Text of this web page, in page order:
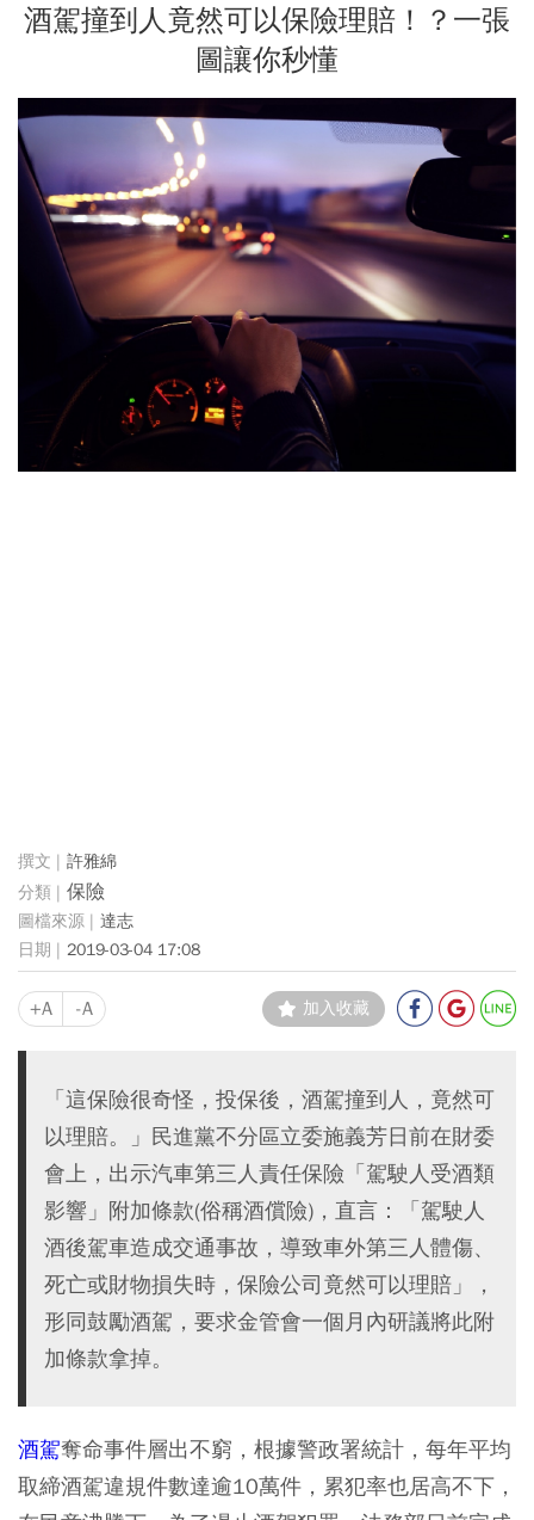
酒駕撞到人竟然可以保險理賠！？一張
圖讓你秒懂
許雅綿
保險
達志
2019-03-04 17:08
+A -A 加入收藏
「這保險很奇怪，投保後，酒駕撞到人，竟然可
以理賠。」民進黨不分區立委施義芳日前在財委
會上，出示汽車第三人責任保險「駕駛人受酒類
影響」附加條款(俗稱酒償險)，直言：「駕駛人
酒後駕車造成交通事故，導致車外第三人體傷、
死亡或財物損失時，保險公司竟然可以理賠」，
形同鼓勵酒駕，要求金管會一個月內研議將此附
加條款拿掉。
酒駕奪命事件層出不窮，根據警政署統計，每年平均
取締酒駕違規件數達逾10萬件，累犯率也居高不下，